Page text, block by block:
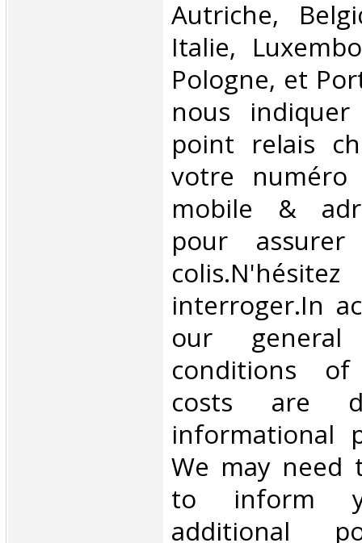
Autriche,
Italie,
Pologne, et
nous
point relais
votre numéro
mobile &
pour
interroger.In
our
conditions of
costs are
informational
We may need
to inform
additional